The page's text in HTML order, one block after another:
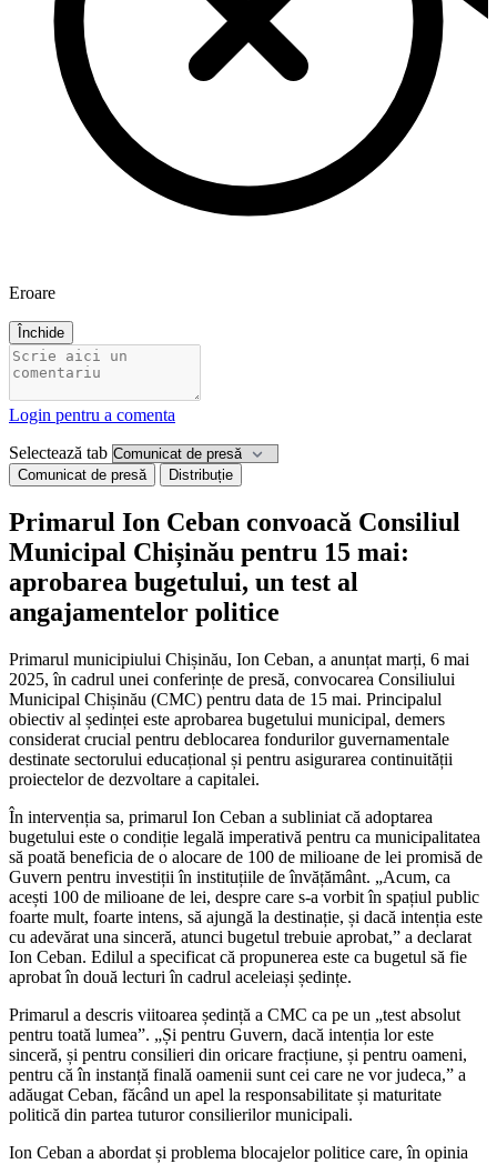
Eroare
Închide
Login pentru a comenta
Selectează tab
Comunicat de presă Distribuție
Primarul Ion Ceban convoacă Consiliul
Municipal Chișinău pentru 15 mai:
aprobarea bugetului, un test al
angajamentelor politice
Primarul municipiului Chișinău, Ion Ceban, a anunțat marți, 6 mai
2025, în cadrul unei conferințe de presă, convocarea Consiliului
Municipal Chișinău (CMC) pentru data de 15 mai. Principalul
obiectiv al ședinței este aprobarea bugetului municipal, demers
considerat crucial pentru deblocarea fondurilor guvernamentale
destinate sectorului educațional și pentru asigurarea continuității
proiectelor de dezvoltare a capitalei.
În intervenția sa, primarul Ion Ceban a subliniat că adoptarea
bugetului este o condiție legală imperativă pentru ca municipalitatea
să poată beneficia de o alocare de 100 de milioane de lei promisă de
Guvern pentru investiții în instituțiile de învățământ. „Acum, ca
acești 100 de milioane de lei, despre care s-a vorbit în spațiul public
foarte mult, foarte intens, să ajungă la destinație, și dacă intenția este
cu adevărat una sinceră, atunci bugetul trebuie aprobat,” a declarat
Ion Ceban. Edilul a specificat că propunerea este ca bugetul să fie
aprobat în două lecturi în cadrul aceleiași ședințe.
Primarul a descris viitoarea ședință a CMC ca pe un „test absolut
pentru toată lumea”. „Și pentru Guvern, dacă intenția lor este
sinceră, și pentru consilieri din oricare fracțiune, și pentru oameni,
pentru că în instanță finală oamenii sunt cei care ne vor judeca,” a
adăugat Ceban, făcând un apel la responsabilitate și maturitate
politică din partea tuturor consilierilor municipali.
Ion Ceban a abordat și problema blocajelor politice care, în opinia